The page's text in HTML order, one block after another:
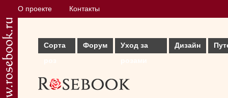
О проекте Контакты
Сорта
Форум
Уход за
Дизайн